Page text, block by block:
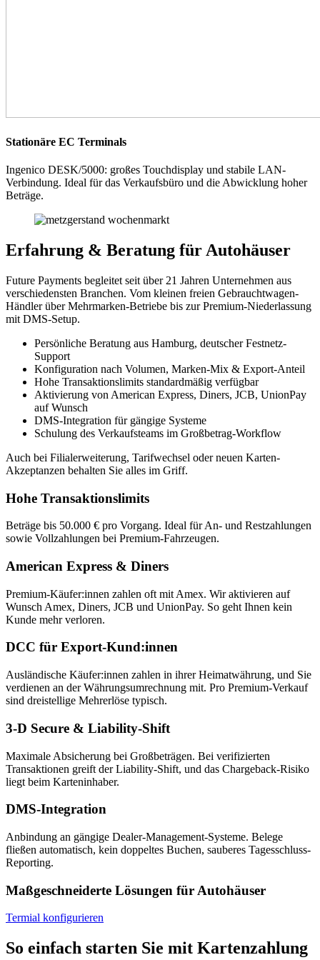
Stationäre EC Terminals
Ingenico DESK/5000: großes Touchdisplay und stabile LAN-
Verbindung. Ideal für das Verkaufsbüro und die Abwicklung hoher
Beträge.
Erfahrung & Beratung für Autohäuser
Future Payments begleitet seit über 21 Jahren Unternehmen aus
verschiedensten Branchen. Vom kleinen freien Gebrauchtwagen-
Händler über Mehrmarken-Betriebe bis zur Premium-Niederlassung
mit DMS-Setup.
Persönliche Beratung aus Hamburg, deutscher Festnetz-
Support
Konfiguration nach Volumen, Marken-Mix & Export-Anteil
Hohe Transaktionslimits standardmäßig verfügbar
Aktivierung von American Express, Diners, JCB, UnionPay
auf Wunsch
DMS-Integration für gängige Systeme
Schulung des Verkaufsteams im Großbetrag-Workflow
Auch bei Filialerweiterung, Tarifwechsel oder neuen Karten-
Akzeptanzen behalten Sie alles im Griff.
Hohe Transaktionslimits
Beträge bis 50.000 € pro Vorgang. Ideal für An- und Restzahlungen
sowie Vollzahlungen bei Premium-Fahrzeugen.
American Express & Diners
Premium-Käufer:innen zahlen oft mit Amex. Wir aktivieren auf
Wunsch Amex, Diners, JCB und UnionPay. So geht Ihnen kein
Kunde mehr verloren.
DCC für Export-Kund:innen
Ausländische Käufer:innen zahlen in ihrer Heimatwährung, und Sie
verdienen an der Währungsumrechnung mit. Pro Premium-Verkauf
sind dreistellige Mehrerlöse typisch.
3-D Secure & Liability-Shift
Maximale Absicherung bei Großbeträgen. Bei verifizierten
Transaktionen greift der Liability-Shift, und das Chargeback-Risiko
liegt beim Karteninhaber.
DMS-Integration
Anbindung an gängige Dealer-Management-Systeme. Belege
fließen automatisch, kein doppeltes Buchen, sauberes Tagesschluss-
Reporting.
Maßgeschneiderte Lösungen für Autohäuser
Termial konfigurieren
So einfach starten Sie mit Kartenzahlung